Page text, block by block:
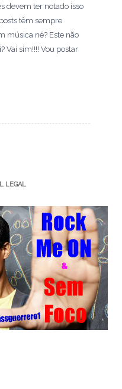
devem ter notado isso
têm sempre
música né? Este não
Vai sim!!!! Vou postar
LEGAL